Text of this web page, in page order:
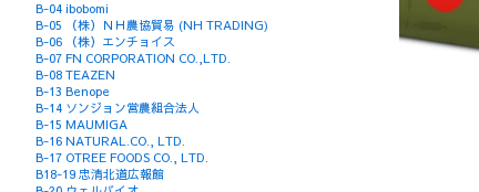
B-04 ibobomi
B-05 （株）ＮＨ農協貿易 (NH TRADING)
B-06 （株）エンチョイス
B-07 FN CORPORATION CO.,LTD.
B-08 TEAZEN
B-13 Benope
B-14 ソンジョン営農組合法人
B-15 MAUMIGA
B-16 NATURAL.CO., LTD.
B-17 OTREE FOODS CO., LTD.
B18-19 忠清北道広報館